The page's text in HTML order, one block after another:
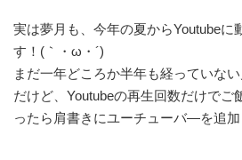
実は夢月も、今年の夏からYoutubeに
す！(｀・ω・´)
まだ一年どころか半年も経っていな
だけど、Youtubeの再生回数だけでご
ったら肩書きにユーチューバ―を追加